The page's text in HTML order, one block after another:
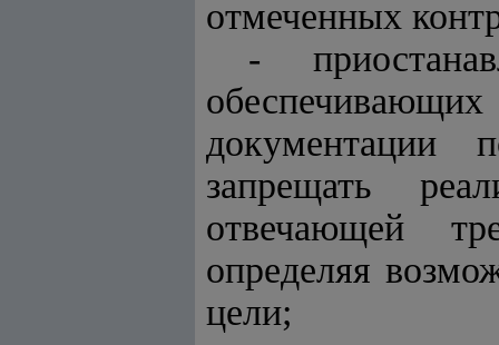
отмеченных
-
обеспечивающих
документации
запрещать
отвечающей
определяя
цели;